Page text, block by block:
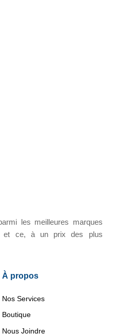
les meilleures marques
et ce, à un prix des plus
À propos
Nos Services
Boutique
Nous Joindre